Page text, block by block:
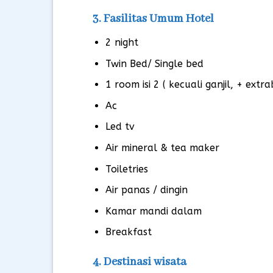
3. Fasilitas Umum Hotel
2 night
Twin Bed/ Single bed
1 room isi 2 ( kecuali ganjil, +
Ac
Led tv
Air mineral & tea maker
Toiletries
Air panas / dingin
Kamar mandi dalam
Breakfast
4. Destinasi wisata